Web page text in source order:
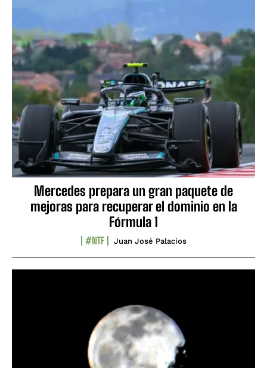
Mercedes prepara un gran paquete de
mejoras para recuperar el dominio en la
Fórmula 1
#NTF Juan José Palacios